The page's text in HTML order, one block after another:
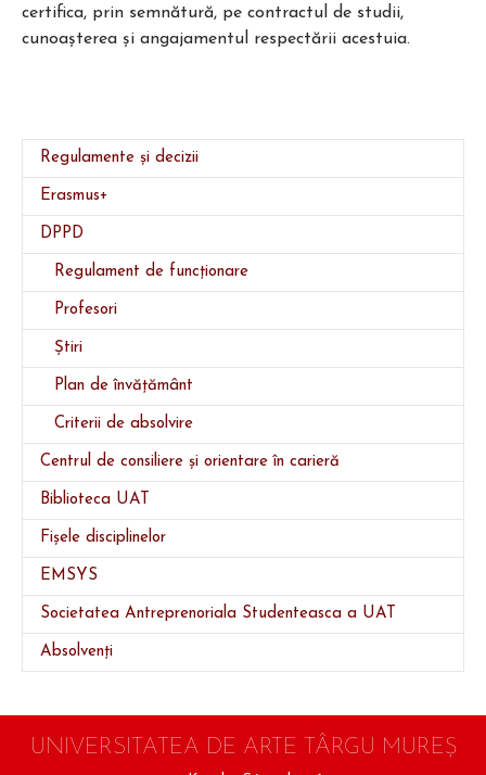
Regulamente și decizii
Erasmus+
DPPD
Regulament de funcționare(current)
Profesori
Știri
Plan de învățământ
Criterii de absolvire
Centrul de consiliere și orientare în carieră
Biblioteca UAT
Fișele disciplinelor
EMSYS
Societatea Antreprenoriala Studenteasca a UAT
Absolvenți
certifica, prin semnătură, pe contractul de studii,
cunoaşterea şi angajamentul respectării acestuia.
UNIVERSITATEA DE ARTE TÂRGU MUREŞ